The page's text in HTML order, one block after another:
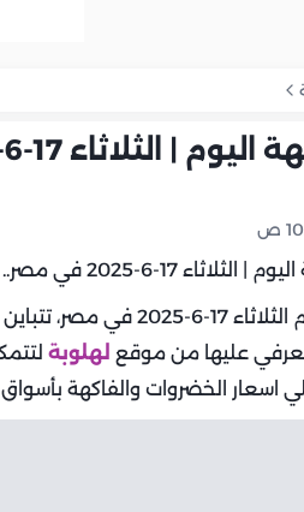
مصر، تتباين
عليها من موقع لهلوبة
اسعار الخضروات والفاكهة بأسواق